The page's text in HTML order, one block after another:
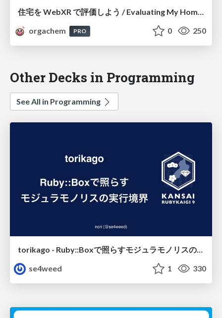
住宅を WebXR で評価しよう / Evaluating My Home by WebXR
orgachem
PRO 0 250
Other Decks in Programming
See All in Programming
se4weed
1 330